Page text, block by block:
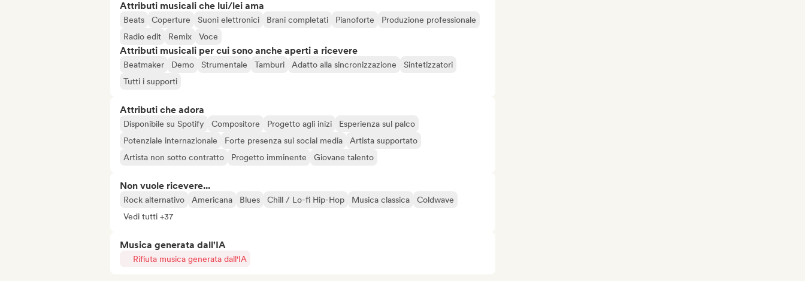
Attributi musicali che lui/lei ama
Beats Coperture Suoni elettronici Brani completati Pianoforte
Produzione professionale
Radio edit
Remix Voce
Attributi musicali per cui sono anche aperti a ricevere
Beatmaker Demo Strumentale Tamburi Adatto alla sincronizzazione
Sintetizzatori
Tutti i supporti
Attributi che adora
Disponibile su Spotify Compositore Progetto agli inizi
Esperienza sul palco
Potenziale internazionale
Forte presenza sui social media
Artista supportato
Artista non sotto contratto
Progetto imminente Giovane talento
Non vuole ricevere...
Rock alternativo Americana Blues Chill / Lo-fi Hip-Hop Musica classica
Coldwave
Vedi tutti +37
Musica generata dall'IA
Rifiuta musica generata dall'IA